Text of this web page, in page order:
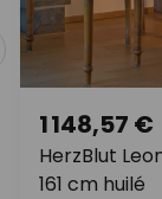
HerzBlut
161 cm huilé
1 148,57 €